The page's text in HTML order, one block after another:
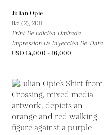
Julian Opie
Ika (2), 2011
Print De Edición Limitada
Impression De Inyección De Tinta
USD 14,000 - 16,000